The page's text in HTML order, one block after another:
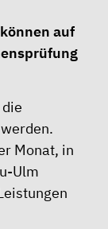
auf
Monat, in
Ulm